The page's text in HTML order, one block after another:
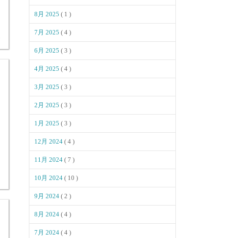
8月 2025 ( 1 )
7月 2025 ( 4 )
6月 2025 ( 3 )
4月 2025 ( 4 )
3月 2025 ( 3 )
2月 2025 ( 3 )
1月 2025 ( 3 )
12月 2024 ( 4 )
11月 2024 ( 7 )
10月 2024 ( 10 )
9月 2024 ( 2 )
8月 2024 ( 4 )
7月 2024 ( 4 )